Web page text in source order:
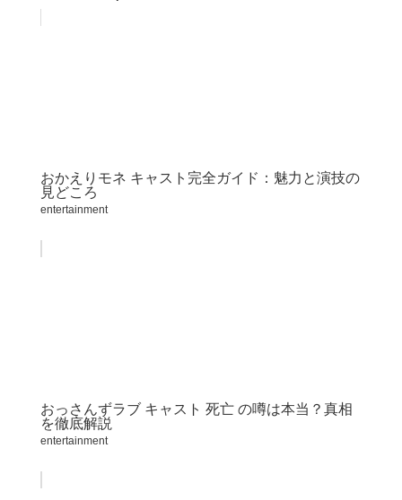
おかえりモネ キャスト完全ガイド：魅力と演技の
見どころ
entertainment
おっさんずラブ キャスト 死亡 の噂は本当？真相
を徹底解説
entertainment